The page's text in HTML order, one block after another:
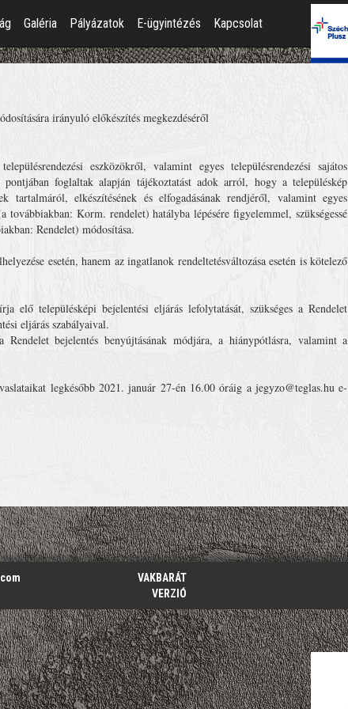
Galéria Pályázatok E-ügyintézés Kapcsolat
irányuló előkészítés megkezdéséről
eszközökről, valamint egyes településrendezési sajátos
foglaltak alapján tájékoztatást adok arról, hogy a településkép
elkészítésének és elfogadásának rendjéről, valamint egyes
Korm. rendelet) hatályba lépésére figyelemmel, szükségessé
Rendelet) módosítása.
esetén, hanem az ingatlanok rendeltetésváltozása esetén is kötelező
elő településképi bejelentési eljárás lefolytatását, szükséges a Rendelet
eljárás szabályaival.
bejelentés benyújtásának módjára, a hiánypótlásra, valamint a
legkésőbb 2021. január 27-én 16.00 óráig a jegyzo@teglas.hu e-
VAKBARÁT
VERZIÓ